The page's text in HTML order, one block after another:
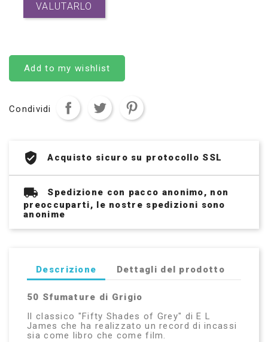
VALUTARLO
Add to my wishlist
Condividi
Acquisto sicuro su protocollo SSL
Spedizione con pacco anonimo, non
preoccuparti, le nostre spedizioni sono
anonime
Descrizione Dettagli del prodotto
50 Sfumature di Grigio
Il classico "Fifty Shades of Grey" di E L
James che ha realizzato un record di incassi
sia come libro che come film.